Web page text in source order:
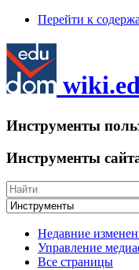
Перейти к
Инструменты
Инструменты
Недавние
Управление
Все страницы